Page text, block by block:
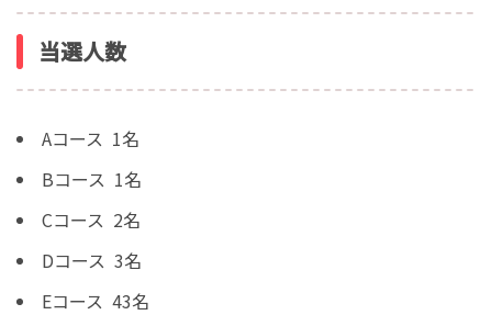
当選人数
Aコース 1名
Bコース 1名
Cコース 2名
Dコース 3名
Eコース 43名